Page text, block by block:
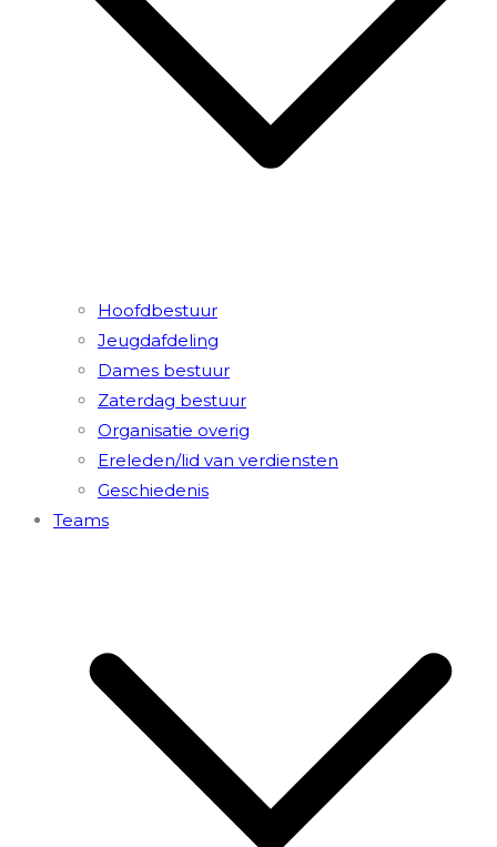
Hoofdbestuur
Jeugdafdeling
Dames bestuur
Zaterdag bestuur
Organisatie overig
Ereleden/lid van verdiensten
Geschiedenis
Teams